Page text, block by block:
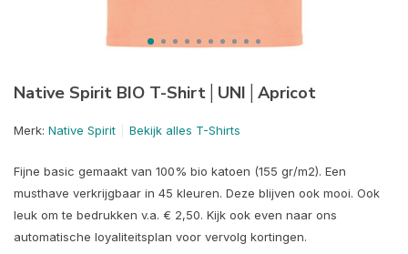
Native Spirit BIO T-Shirt│UNI│Apricot
Merk: Native Spirit Bekijk alles T-Shirts
Fijne basic gemaakt van 100% bio katoen (155 gr/m2). Een
musthave verkrijgbaar in 45 kleuren. Deze blijven ook mooi. Ook
leuk om te bedrukken v.a. € 2,50. Kijk ook even naar ons
automatische loyaliteitsplan voor vervolg kortingen.